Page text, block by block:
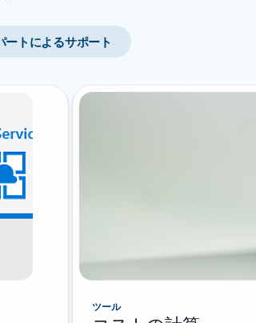
ートによるサポート
ツール